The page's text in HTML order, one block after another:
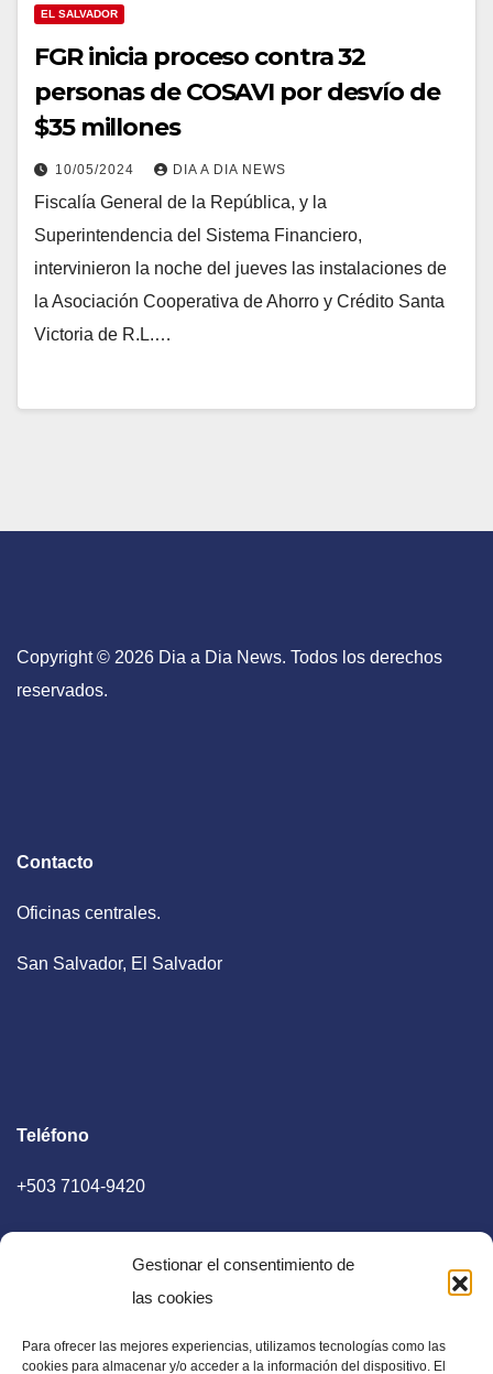
Gestionar el consentimiento de
las cookies
Para ofrecer las mejores experiencias, utilizamos tecnologías como las
cookies para almacenar y/o acceder a la información del dispositivo. El
EL SALVADOR
FGR inicia proceso contra 32
personas de COSAVI por desvío de
$35 millones
10/05/2024 DIA A DIA NEWS
Fiscalía General de la República, y la
Superintendencia del Sistema Financiero,
intervinieron la noche del jueves las instalaciones de
la Asociación Cooperativa de Ahorro y Crédito Santa
Victoria de R.L.…
Copyright © 2026 Dia a Dia News. Todos los derechos
reservados.
Contacto
Oficinas centrales.
San Salvador, El Salvador
Teléfono
+503 7104-9420
E-mail